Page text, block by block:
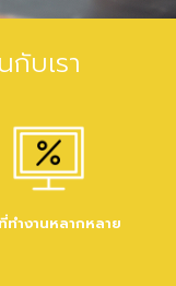
บเรา
ศษเข้าร่วมอีเว้นท์
ทำงานหลากหลาย